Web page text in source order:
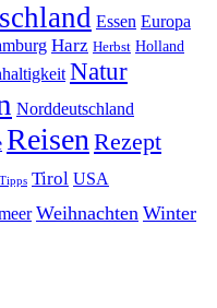
Essen Europa
Harz Herbst Holland
Natur
Norddeutschland
ReisenRezept
Tipps Tirol USA
Weihnachten Winter